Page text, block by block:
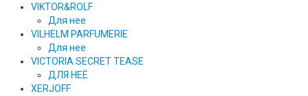
VIKTOR&ROLF
Для нее
VILHELM PARFUMERIE
Для нее
VICTORIA SECRET TEASE
ДЛЯ НЕЁ
XERJOFF